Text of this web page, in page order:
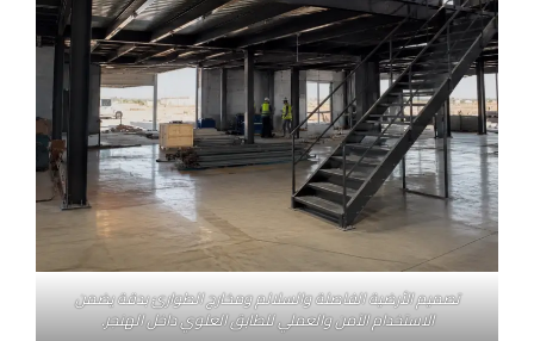
تصميم الأرضية الفاصلة والسلالم ومخارج الطوارئ بدقة يضمن
الاستخدام الآمن والعملي للطابق العلوي داخل الهنجر.